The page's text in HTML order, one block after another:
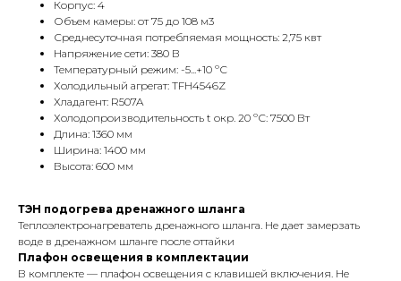
Корпус: 4
Объем камеры: от 75 до 108 м3
Среднесуточная потребляемая мощность: 2,75 квт
Напряжение сети: 380 В
Температурный режим: -5...+10 ºС
Холодильный агрегат: TFH4546Z
Хладагент: R507A
Холодопроизводительность t окр. 20 ºС: 7500 Вт
Длина: 1360 мм
Ширина: 1400 мм
Высота: 600 мм
ТЭН подогрева дренажного шланга
Теплоэлектронагреватель дренажного шланга. Не дает замерзать
воде в дренажном шланге после оттайки
Плафон освещения в комплектации
В комплекте — плафон освещения с клавишей включения. Не